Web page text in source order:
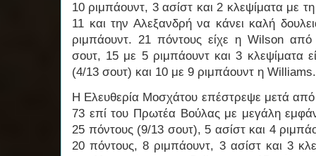
10 ριμπάουντ, 3 ασίστ και 2 κλεψίματα με
11 και την Αλεξανδρή να κάνει καλή
ριμπάουντ. 21 πόντους είχε η Wilson
σουτ, 15 με 5 ριμπάουντ και 3 κλεψίματα
(4/13 σουτ) και 10 με 9 ριμπάουντ η Williams.
Η Ελευθερία Μοσχάτου επέστρεψε μετά από
73 επί του Πρωτέα Βούλας με μεγάλη
25 πόντους (9/13 σουτ), 5 ασίστ και 4
20 πόντους, 8 ριμπάουντ, 3 ασίστ και 3